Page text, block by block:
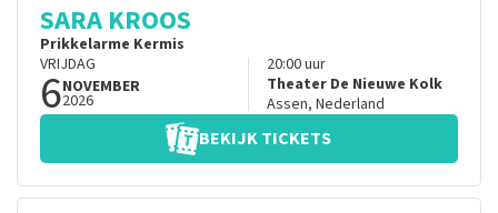
SARA KROOS
Prikkelarme Kermis
VRIJDAG
6NOVEMBER
2026
20:00uur
Theater De Nieuwe Kolk
Assen, Nederland
BEKIJK TICKETS